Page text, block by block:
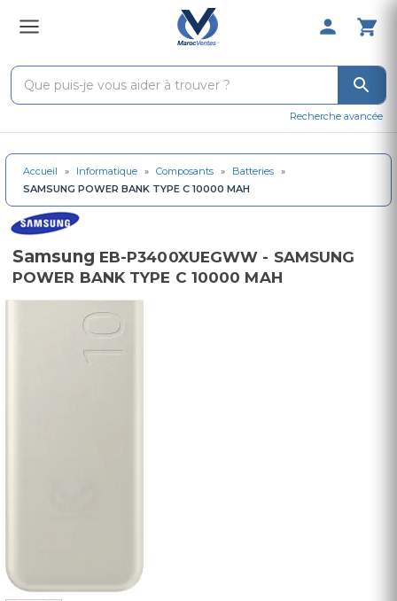
0 Produit
Recherche avancée
Accueil » Informatique » Composants » Batteries »
SAMSUNG POWER BANK TYPE C 10000 MAH
Samsung EB-P3400XUEGWW - SAMSUNG
POWER BANK TYPE C 10000 MAH